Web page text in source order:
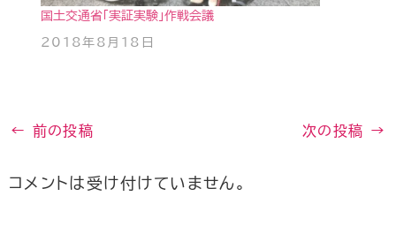
国土交通省「実証実験」作戦会議
2018年8月18日
← 前の投稿 次の投稿 →
コメントは受け付けていません。